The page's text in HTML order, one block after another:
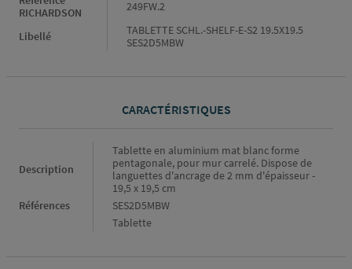
RICHARDSON
249FW.2
Libellé
TABLETTE SCHL.-SHELF-E-S2 19.5X19.5
SES2D5MBW
CARACTÉRISTIQUES
Description
Tablette en aluminium mat blanc forme
pentagonale, pour mur carrelé. Dispose de
languettes d'ancrage de 2 mm d'épaisseur -
19,5 x 19,5 cm
Références
SES2D5MBW
Tablette